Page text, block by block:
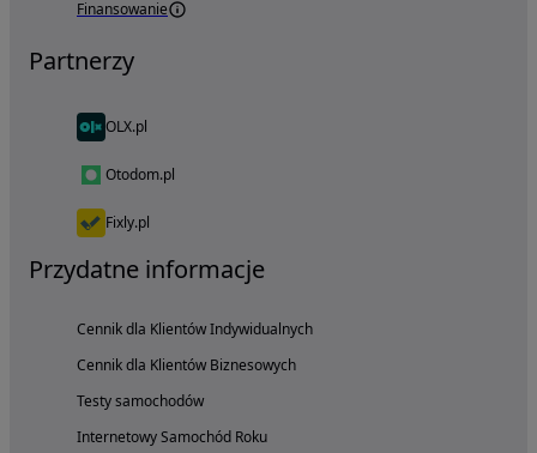
Finansowanie
Partnerzy
OLX.pl
Otodom.pl
Fixly.pl
Przydatne informacje
Cennik dla Klientów Indywidualnych
Cennik dla Klientów Biznesowych
Testy samochodów
Internetowy Samochód Roku